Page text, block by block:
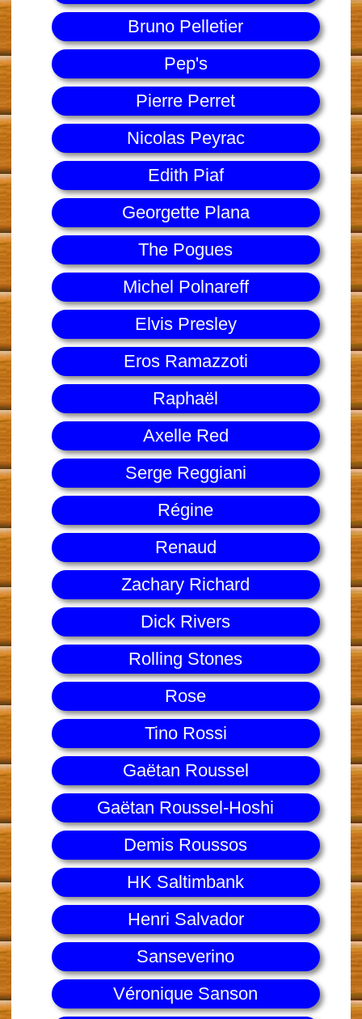
Bruno Pelletier
Pep's
Pierre Perret
Nicolas Peyrac
Edith Piaf
Georgette Plana
The Pogues
Michel Polnareff
Elvis Presley
Eros Ramazzoti
Raphaël
Axelle Red
Serge Reggiani
Régine
Renaud
Zachary Richard
Dick Rivers
Rolling Stones
Rose
Tino Rossi
Gaëtan Roussel
Gaëtan Roussel-Hoshi
Demis Roussos
HK Saltimbank
Henri Salvador
Sanseverino
Véronique Sanson